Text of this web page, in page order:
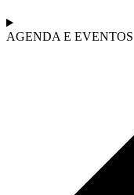
AGENDA E EVENTOS